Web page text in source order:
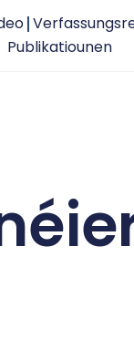
Publikatiounen